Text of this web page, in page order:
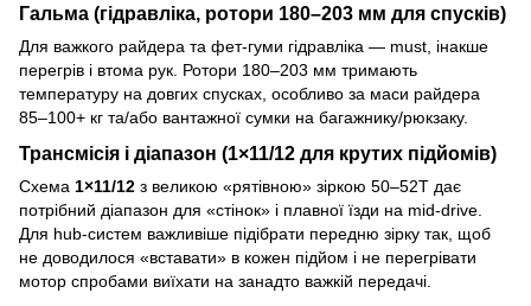
Гальма (гідравліка, ротори 180–203 мм для спусків)
Для важкого райдера та фет-гуми гідравліка — must, інакше
перегрів і втома рук. Ротори 180–203 мм тримають
температуру на довгих спусках, особливо за маси райдера
85–100+ кг та/або вантажної сумки на багажнику/рюкзаку.
Трансмісія і діапазон (1×11/12 для крутих підйомів)
Схема 1×11/12 з великою «рятівною» зіркою 50–52Т дає
потрібний діапазон для «стінок» і плавної їзди на mid-drive.
Для hub-систем важливіше підібрати передню зірку так, щоб
не доводилося «вставати» в кожен підйом і не перегрівати
мотор спробами виїхати на занадто важкій передачі.